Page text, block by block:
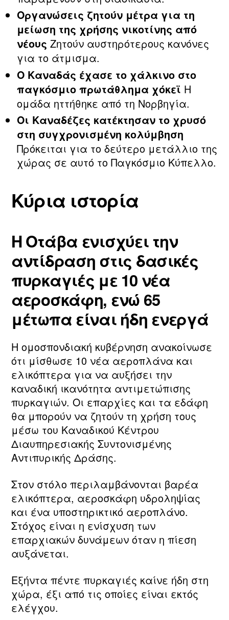
Οργανώσεις ζητούν μέτρα για τη
μείωση της χρήσης νικοτίνης από
νέους Ζητούν αυστηρότερους κανόνες
για το άτμισμα.
Ο Καναδάς έχασε το χάλκινο στο
παγκόσμιο πρωτάθλημα χόκεϊ Η
ομάδα ηττήθηκε από τη Νορβηγία.
Οι Καναδέζες κατέκτησαν το χρυσό
στη συγχρονισμένη κολύμβηση
Πρόκειται για το δεύτερο μετάλλιο της
χώρας σε αυτό το Παγκόσμιο Κύπελλο.
Κύρια ιστορία
Η Οτάβα ενισχύει την
αντίδραση στις δασικές
πυρκαγιές με 10 νέα
αεροσκάφη, ενώ 65
μέτωπα είναι ήδη ενεργά
Η ομοσπονδιακή κυβέρνηση ανακοίνωσε
ότι μίσθωσε 10 νέα αεροπλάνα και
ελικόπτερα για να αυξήσει την
καναδική ικανότητα αντιμετώπισης
πυρκαγιών. Οι επαρχίες και τα εδάφη
θα μπορούν να ζητούν τη χρήση τους
μέσω του Καναδικού Κέντρου
Διαυπηρεσιακής Συντονισμένης
Αντιπυρικής Δράσης.
Στον στόλο περιλαμβάνονται βαρέα
ελικόπτερα, αεροσκάφη υδροληψίας
και ένα υποστηρικτικό αεροπλάνο.
Στόχος είναι η ενίσχυση των
επαρχιακών δυνάμεων όταν η πίεση
αυξάνεται.
Εξήντα πέντε πυρκαγιές καίνε ήδη στη
χώρα, έξι από τις οποίες είναι εκτός
ελέγχου.